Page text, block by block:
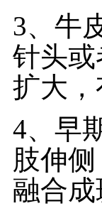
3、牛
针头
扩大
4、早
肢伸
融合成